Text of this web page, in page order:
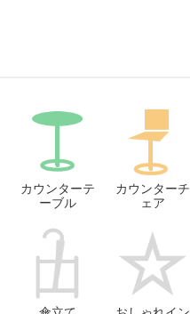
カウンターテ
ーブル
カウンターチ
ェア